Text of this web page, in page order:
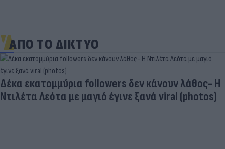
ΑΠΟ ΤΟ ΔΙΚΤΥΟ
δεν κάνουν λάθος- Η
ξανά viral (photos)